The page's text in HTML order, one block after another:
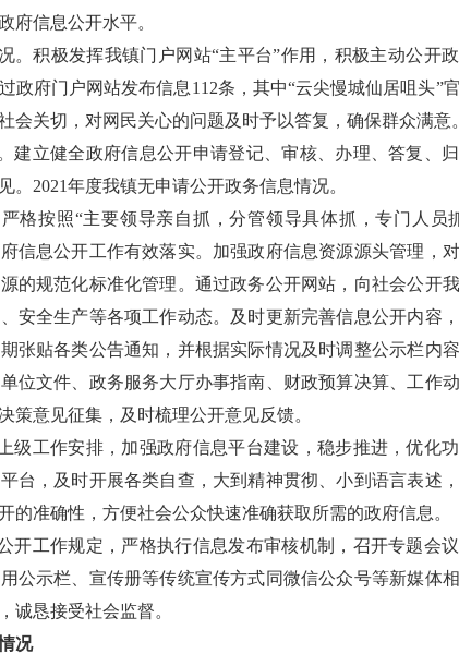
府信息公开水平。
。积极发挥我镇门户网站“主平台”作用，积极主动公开
政府门户网站发布信息112条，其中“云尖慢城仙居咀头”
会关切，对网民关心的问题及时予以答复，确保群众满意。
建立健全政府信息公开申请登记、审核、办理、答复、
。2021年度我镇无申请公开政务信息情况。
格按照“主要领导亲自抓，分管领导具体抓，专门人员
信息公开工作有效落实。加强政府信息资源源头管理，
的规范化标准化管理。通过政务公开网站，向社会公开
安全生产等各项工作动态。及时更新完善信息公开内容
张贴各类公告通知，并根据实际情况及时调整公示栏内
位文件、政务服务大厅办事指南、财政预算决算、工作
策意见征集，及时梳理公开意见反馈。
级工作安排，加强政府信息平台建设，稳步推进，优化
台，及时开展各类自查，大到精神贯彻、小到语言表述
的准确性，方便社会公众快速准确获取所需的政府信息。
开工作规定，严格执行信息发布审核机制，召开专题会
公示栏、宣传册等传统宣传方式同微信公众号等新媒体
诚恳接受社会监督。
况